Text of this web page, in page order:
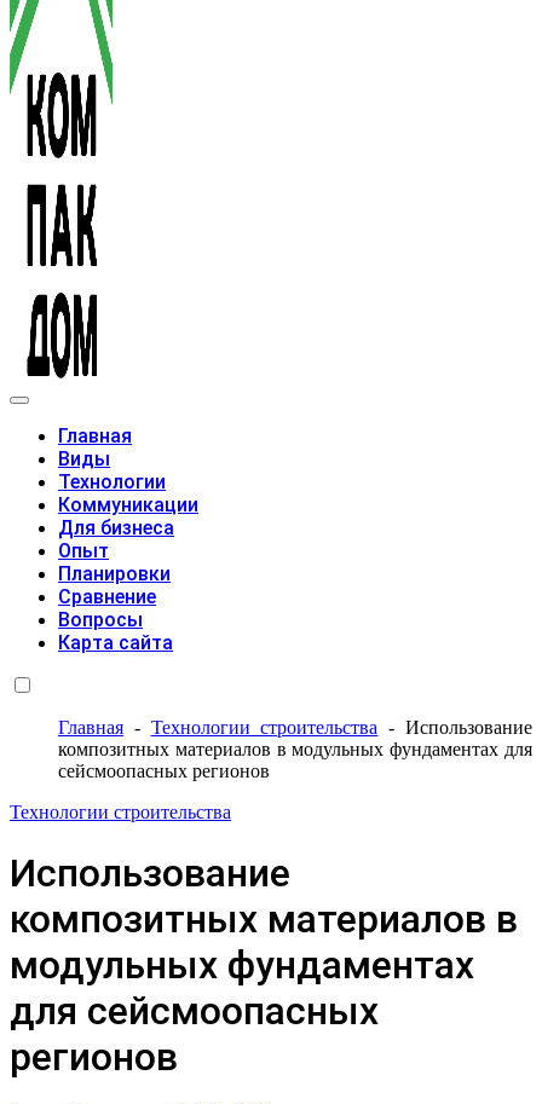
Главная
Виды
Технологии
Коммуникации
Для бизнеса
Опыт
Планировки
Сравнение
Вопросы
Карта сайта
Главная - Технологии строительства -Использование
композитных материалов в модульных фундаментах для
сейсмоопасных регионов
Технологии строительства
Использование
композитных материалов в
модульных фундаментах
для сейсмоопасных
регионов